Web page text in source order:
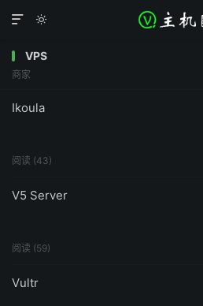


VPS
商家
Ikoula
阅读 (43)
V5 Server
阅读 (59)
Vultr